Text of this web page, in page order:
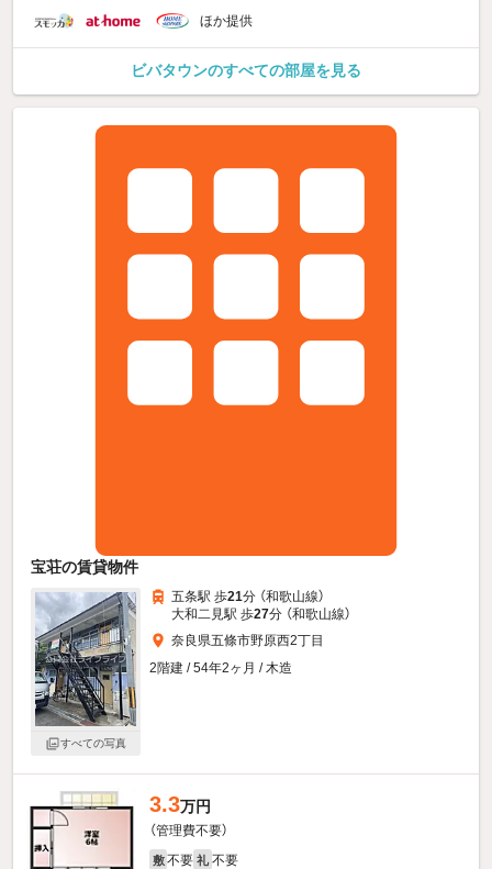
ほか提供
ビバタウンのすべての部屋を見る
宝荘の賃貸物件
すべての写真
五条駅 歩21分 （和歌山線）
大和二見駅 歩27分 （和歌山線）
奈良県五條市野原西2丁目
2階建 / 54年2ヶ月 / 木造
3.3万円
（管理費不要）
敷 不要 礼 不要